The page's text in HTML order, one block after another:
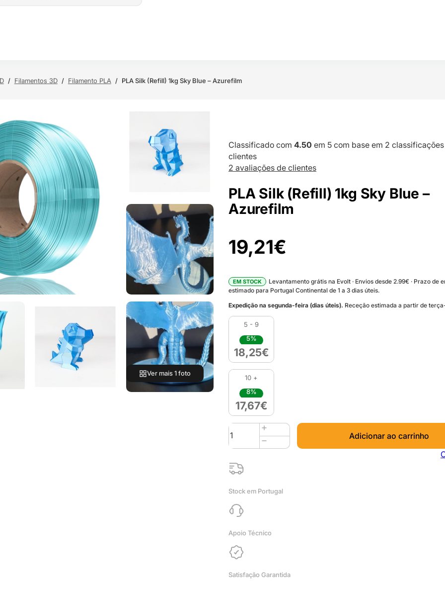
/ Filamentos 3D / Filamento PLA / PLA Silk (Refill) 1kg Sky Blue – Azurefilm
Classificado com 4.50 em 5 com base em 2
clientes
2 avaliações de clientes
PLA Silk (Refill) 1kg Sky Blue –
Azurefilm
19,21€
EM STOCK
Levantamento grátis na Evolt · Envios desde 2.99€ · Prazo de
estimado para Portugal Continental de 1 a 3 dias úteis.
Expedição na segunda-feira (dias úteis). Receção estimada a partir de
5 - 9
5%
18,25€
10 +
8%
17,67€
Quantidade
de
PLA
Silk
(Refill)
Sky
Blue
Azurefilm
Adicionar ao carrinho
Stock em Portugal
Apoio Técnico
Satisfação Garantida
Ver mais 1 foto